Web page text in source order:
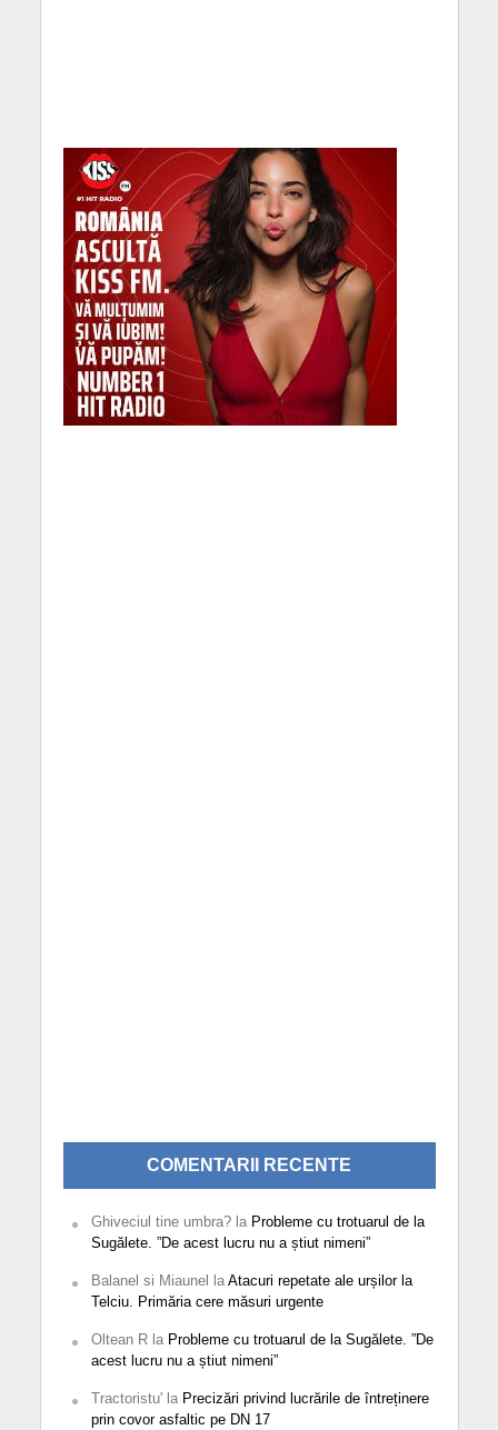
COMENTARII RECENTE
Ghiveciul tine umbra?la Probleme cu trotuarul de la
Sugălete. ”De acest lucru nu a știut nimeni”
Balanel si Miaunel la Atacuri repetate ale urșilor la
Telciu. Primăria cere măsuri urgente
Oltean Rla Probleme cu trotuarul de la Sugălete. ”De
acest lucru nu a știut nimeni”
Tractoristu'la Precizări privind lucrările de întreținere
prin covor asfaltic pe DN 17